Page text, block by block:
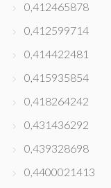
0,412465878
0,412599714
0,414422481
0,415935854
0,418264242
0,431436292
0,439328698
0,4400021413